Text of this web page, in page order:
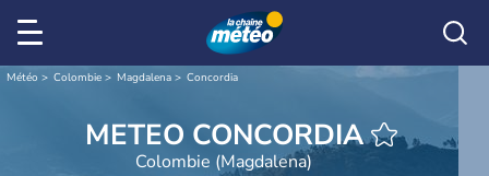
Météo Colombie Magdalena Concordia
METEO CONCORDIA
Colombie (Magdalena)